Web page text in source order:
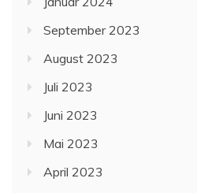
September 2023
August 2023
Juli 2023
Juni 2023
Mai 2023
April 2023